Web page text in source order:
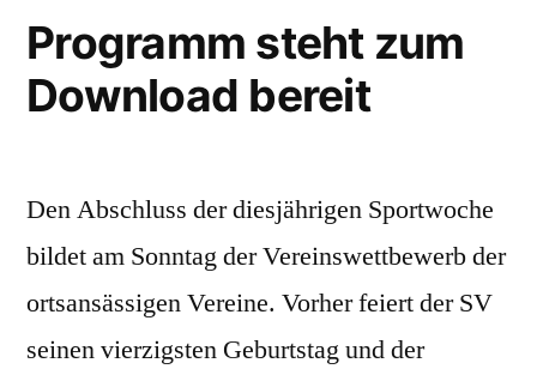
Programm steht zum
Download bereit
Den Abschluss der diesjährigen Sportwoche
bildet am Sonntag der Vereinswettbewerb der
ortsansässigen Vereine. Vorher feiert der SV
seinen vierzigsten Geburtstag und der